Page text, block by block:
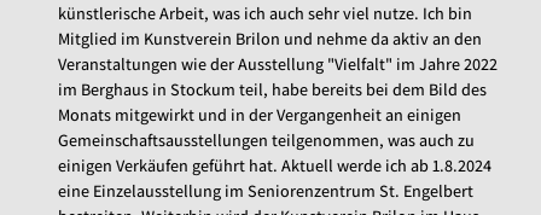
künstlerische Arbeit, was ich auch sehr viel nutze. Ich bin
Mitglied im Kunstverein Brilon und nehme da aktiv an den
Veranstaltungen wie der Ausstellung "Vielfalt" im Jahre 2022
im Berghaus in Stockum teil, habe bereits bei dem Bild des
Monats mitgewirkt und in der Vergangenheit an einigen
Gemeinschaftsausstellungen teilgenommen, was auch zu
einigen Verkäufen geführt hat. Aktuell werde ich ab 1.8.2024
eine Einzelausstellung im Seniorenzentrum St. Engelbert